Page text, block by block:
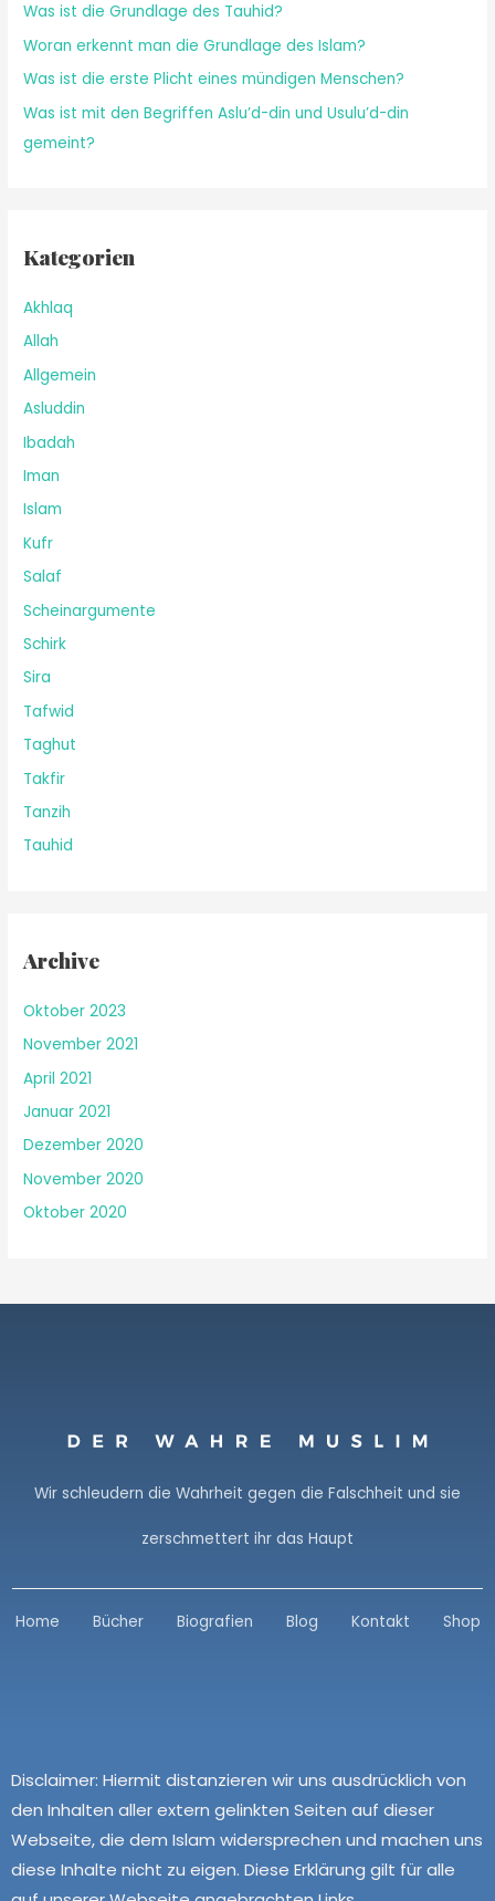
Was ist die Grundlage des Tauhid?
Woran erkennt man die Grundlage des Islam?
Was ist die erste Plicht eines mündigen Menschen?
Was ist mit den Begriffen Aslu’d-din und Usulu’d-din
gemeint?
Kategorien
Akhlaq
Allah
Allgemein
Asluddin
Ibadah
Iman
Islam
Kufr
Salaf
Scheinargumente
Schirk
Sira
Tafwid
Taghut
Takfir
Tanzih
Tauhid
Archive
Oktober 2023
November 2021
April 2021
Januar 2021
Dezember 2020
November 2020
Oktober 2020
Wir schleudern die Wahrheit gegen die Falschheit und sie
zerschmettert ihr das Haupt
Home Bücher Biografien Blog Kontakt Shop
Disclaimer: Hiermit distanzieren wir uns ausdrücklich von
den Inhalten aller extern gelinkten Seiten auf dieser
Webseite, die dem Islam widersprechen und machen uns
diese Inhalte nicht zu eigen. Diese Erklärung gilt für alle